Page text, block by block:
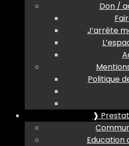
Don /
J’arrête
Politique
❱
Education